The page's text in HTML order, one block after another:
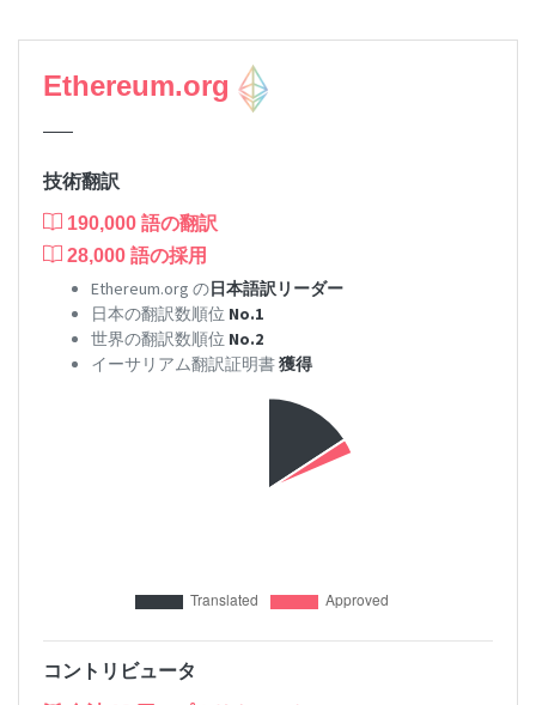
Ethereum.org
技術翻訳
190,000 語の翻訳
28,000 語の採用
Ethereum.org の日本語訳リーダー
日本の翻訳数順位 No.1
世界の翻訳数順位 No.2
イーサリアム翻訳証明書獲得
コントリビュータ